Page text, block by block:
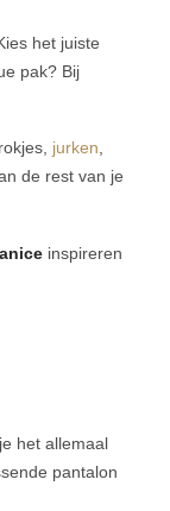
het juiste
pak? Bij
jurken,
de rest van je
inspireren
het allemaal
pantalon